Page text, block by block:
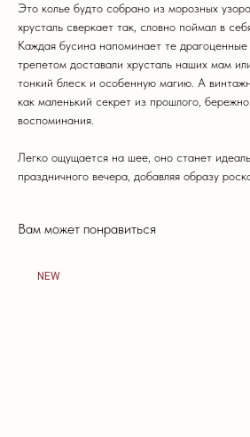
Это колье будто собрано из морозных
хрусталь сверкает так, словно поймал в
Каждая бусина напоминает те
трепетом доставали хрусталь наших мам
тонкий блеск и особенную магию. А
как маленький секрет из прошлого,
воспоминания.
Легко ощущается на шее, оно станет
праздничного вечера, добавляя образу
Вам может понравиться
NEW